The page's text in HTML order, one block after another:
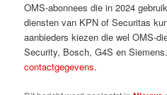
OMS-abonnees die in 2024
diensten van KPN of Securitas
aanbieders kiezen die wel OMS-
Security, Bosch, G4S en Siemens.
contactgegevens.